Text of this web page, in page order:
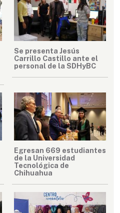
Se presenta Jesús
Carrillo Castillo ante el
personal de la SDHyBC
Egresan 669 estudiantes
de la Universidad
Tecnológica de
Chihuahua